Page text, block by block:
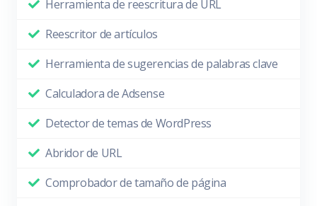
Herramienta de reescritura de URL
Reescritor de artículos
Herramienta de sugerencias de palabras clave
Calculadora de Adsense
Detector de temas de WordPress
Abridor de URL
Comprobador de tamaño de página